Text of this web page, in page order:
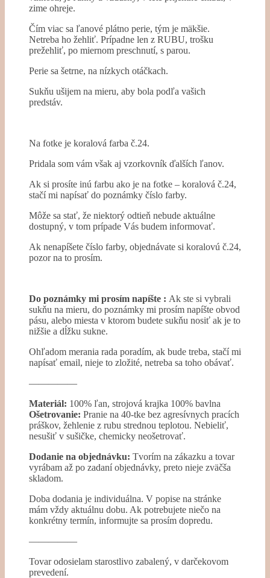
zime ohreje.
Čím viac sa ľanové plátno perie, tým je mäkšie.
Netreba ho žehliť. Prípadne len z RUBU, trošku
prežehliť, po miernom preschnutí, s parou.
Perie sa šetrne, na nízkych otáčkach.
Sukňu ušijem na mieru, aby bola podľa vašich
predstáv.
Na fotke je koralová farba č.24.
Pridala som vám však aj vzorkovník ďalších ľanov.
Ak si prosíte inú farbu ako je na fotke – koralová č.24,
stačí mi napísať do poznámky číslo farby.
Môže sa stať, že niektorý odtieň nebude aktuálne
dostupný, v tom prípade Vás budem informovať.
Ak nenapíšete číslo farby, objednávate si koralovú č.24,
pozor na to prosím.
Do poznámky mi prosím napíšte : Ak ste si vybrali
sukňu na mieru, do poznámky mi prosím napíšte obvod
pásu, alebo miesta v ktorom budete sukňu nosiť ak je to
nižšie a dĺžku sukne.
Ohľadom merania rada poradím, ak bude treba, stačí mi
napísať email, nieje to zložité, netreba sa toho obávať.
—————
Materiál: 100% ľan, strojová krajka 100% bavlna
Ošetrovanie: Pranie na 40-tke bez agresívnych pracích
práškov, žehlenie z rubu strednou teplotou. Nebieliť,
nesušiť v sušičke, chemicky neošetrovať.
Dodanie na objednávku: Tvorím na zákazku a tovar
vyrábam až po zadaní objednávky, preto nieje zväčša
skladom.
Doba dodania je individuálna. V popise na stránke
mám vždy aktuálnu dobu. Ak potrebujete niečo na
konkrétny termín, informujte sa prosím dopredu.
—————
Tovar odosielam starostlivo zabalený, v darčekovom
prevedení.